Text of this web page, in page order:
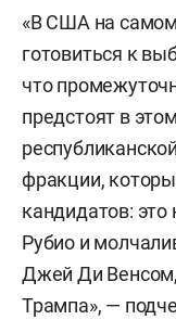
«В США на
готовиться к
что
предстоят в
фракции,
кандидатов:
Рубио и
Джей Ди
Трампа», —